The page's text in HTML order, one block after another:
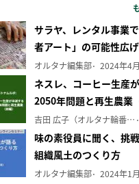
サラヤ、レンタル事業
者アート」の可能性広
オルタナ編集部 2024年4
ネスレ、コーヒー生産
2050年問題と再生農業
吉田 広子（オルタナ輪番編集長）
味の素役員に聞く、挑
組織風土のつくり方
オルタナ編集部 2024年1